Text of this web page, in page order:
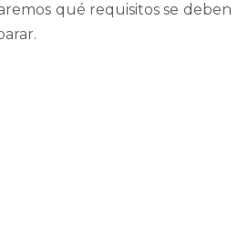
qué requisitos se deben